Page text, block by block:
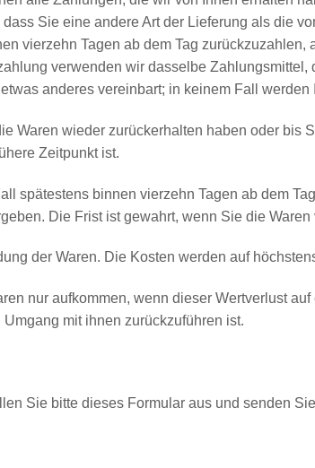
Sie eine andere Art der Lieferung als die
vierzehn Tagen ab dem Tag
verwenden wir dasselbe
anderes vereinbart; in keinem Fall
Waren wieder zurückerhalten haben oder bis
Zeitpunkt ist.
spätestens binnen vierzehn Tagen ab dem
Die Frist ist gewahrt, wenn Sie die
der Waren. Die Kosten werden auf
nur aufkommen, wenn dieser Wertverlust
mit ihnen zurückzuführen ist.
Sie bitte dieses Formular aus und senden